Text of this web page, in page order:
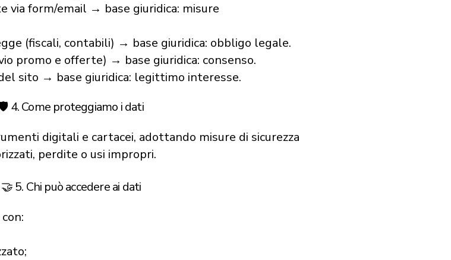
via form/email → base giuridica: misure
(fiscali, contabili) → base giuridica: obbligo legale.
promo e offerte) → base giuridica: consenso.
sito → base giuridica: legittimo interesse.
4. Come proteggiamo i dati
digitali e cartacei, adottando misure di sicurezza
perdite o usi impropri.
🤝 5. Chi può accedere ai dati